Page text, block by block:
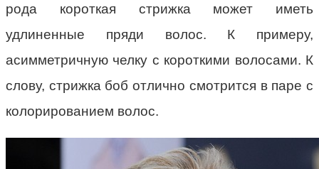
рода короткая стрижка может иметь
удлиненные пряди волос. К примеру,
асимметричную челку с короткими волосами. К
слову, стрижка боб отлично смотрится в паре с
колорированием волос.